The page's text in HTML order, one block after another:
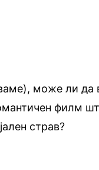
може ли да
филм
страв?